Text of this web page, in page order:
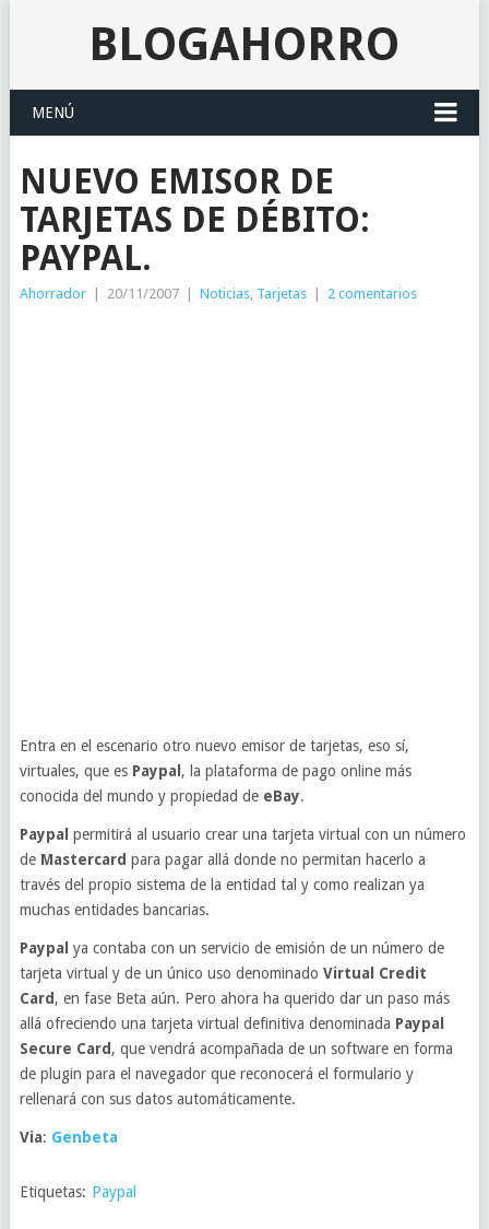
BLOGAHORRO
MENÚ
NUEVO EMISOR DE
TARJETAS DE DÉBITO:
PAYPAL.
Ahorrador 20/11/2007 Noticias, Tarjetas 2 comentarios
Entra en el escenario otro nuevo emisor de tarjetas, eso sí,
virtuales, que es Paypal , la plataforma de pago online más
conocida del mundo y propiedad de eBay.
Paypal permitirá al usuario crear una tarjeta virtual con un número
de Mastercard para pagar allá donde no permitan hacerlo a
través del propio sistema de la entidad tal y como realizan ya
muchas entidades bancarias.
Paypal ya contaba con un servicio de emisión de un número de
tarjeta virtual y de un único uso denominado Virtual Credit
Card , en fase Beta aún. Pero ahora ha querido dar un paso más
allá ofreciendo una tarjeta virtual definitiva denominada Paypal
Secure Card , que vendrá acompañada de un software en forma
de plugin para el navegador que reconocerá el formulario y
rellenará con sus datos automáticamente.
Via: Genbeta
Etiquetas: Paypal